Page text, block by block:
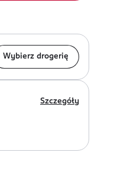
Wybierz drogerię
Szczegóły